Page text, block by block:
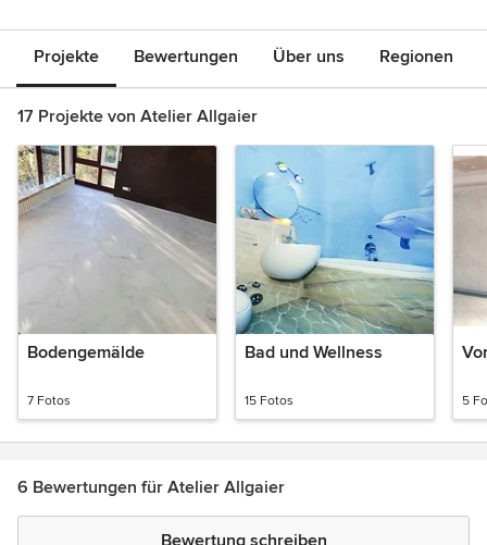
Projekte Bewertungen Über uns Regionen
17 Projekte von Atelier Allgaier
Bodengemälde
7 Fotos
Bad und Wellness
15 Fotos 5
6 Bewertungen für Atelier Allgaier
Bewertung schreiben